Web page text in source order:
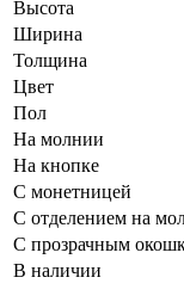
Высота
Ширина
Толщина
Цвет
Пол
На молнии
На кнопке
С монетницей
С отделением на
С прозрачным
В наличии